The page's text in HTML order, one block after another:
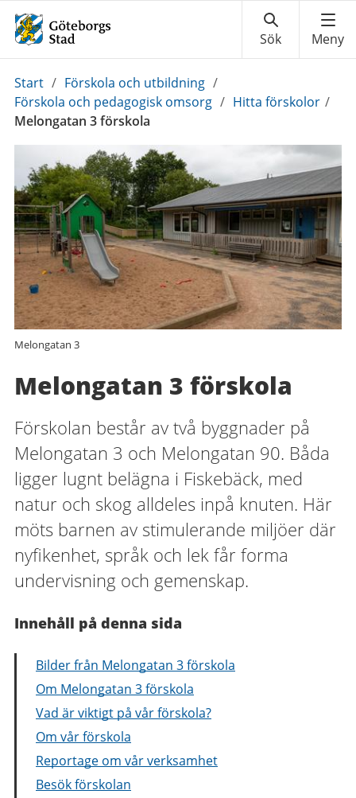
Du
är
här:
Start / Förskola och utbildning /
Förskola och pedagogisk omsorg / Hitta förskolor /
Melongatan 3 förskola
Melongatan 3
Melongatan 3 förskola
Förskolan består av två byggnader på
Melongatan 3 och Melongatan 90. Båda
ligger lugnt belägna i Fiskebäck, med
natur och skog alldeles inpå knuten. Här
möts barnen av stimulerande miljöer där
nyfikenhet, språk och lek får forma
undervisning och gemenskap.
Innehåll på denna sida
Bilder från Melongatan 3 förskola
Om Melongatan 3 förskola
Vad är viktigt på vår förskola?
Om vår förskola
Reportage om vår verksamhet
Besök förskolan